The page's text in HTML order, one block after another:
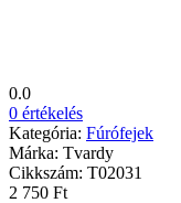
0.0
0 értékelés
Kategória: Fúrófejek
Márka: Tvardy
Cikkszám: T02031
2 750 Ft